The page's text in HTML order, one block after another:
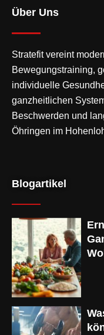
Über Uns
Stratefit vereint
Bewegungstraining,
individuelle
ganzheitlichen
Beschwerden und
Öhringen im
Blogartikel